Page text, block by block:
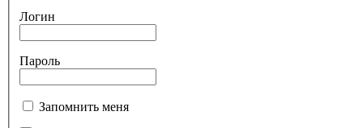
Логин
Пароль
Запомнить меня